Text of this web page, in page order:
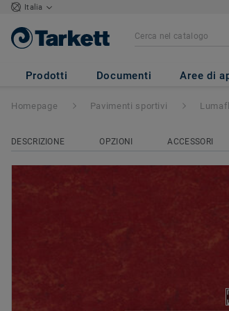
Italia
Prodotti Documenti Aree di
Lumaflex Extreme
Homepage Pavimenti sportivi
DESCRIZIONE OPZIONI ACCESSORI